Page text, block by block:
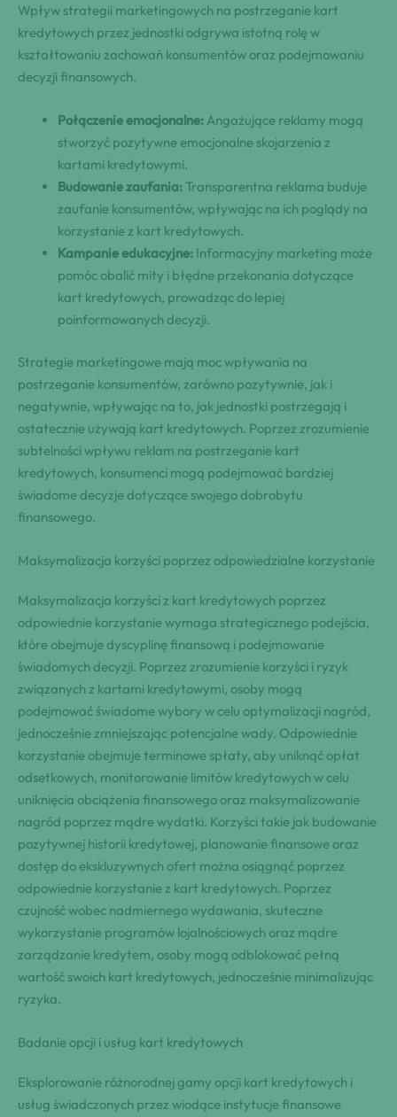
Wpływ strategii marketingowych na postrzeganie kart
kredytowych przez jednostki odgrywa istotną rolę w
kształtowaniu zachowań konsumentów oraz podejmowaniu
decyzji finansowych.
Połączenie emocjonalne: Angażujące reklamy mogą
stworzyć pozytywne emocjonalne skojarzenia z
kartami kredytowymi.
Budowanie zaufania:Transparentna reklama buduje
zaufanie konsumentów, wpływając na ich poglądy na
korzystanie z kart kredytowych.
Kampanie edukacyjne: Informacyjny marketing może
pomóc obalić mity i błędne przekonania dotyczące
kart kredytowych, prowadząc do lepiej
poinformowanych decyzji.
Strategie marketingowe mają moc wpływania na
postrzeganie konsumentów, zarówno pozytywnie, jak i
negatywnie, wpływając na to, jak jednostki postrzegają i
ostatecznie używają kart kredytowych. Poprzez zrozumienie
subtelności wpływu reklam na postrzeganie kart
kredytowych, konsumenci mogą podejmować bardziej
świadome decyzje dotyczące swojego dobrobytu
finansowego.
Maksymalizacja korzyści poprzez odpowiedzialne korzystanie
Maksymalizacja korzyści z kart kredytowych poprzez
odpowiednie korzystanie wymaga strategicznego podejścia,
które obejmuje dyscyplinę finansową i podejmowanie
świadomych decyzji. Poprzez zrozumienie korzyści i ryzyk
związanych z kartami kredytowymi, osoby mogą
podejmować świadome wybory w celu optymalizacji nagród,
jednocześnie zmniejszając potencjalne wady. Odpowiednie
korzystanie obejmuje terminowe spłaty, aby uniknąć opłat
odsetkowych, monitorowanie limitów kredytowych w celu
uniknięcia obciążenia finansowego oraz maksymalizowanie
nagród poprzez mądre wydatki. Korzyści takie jak budowanie
pozytywnej historii kredytowej, planowanie finansowe oraz
dostęp do ekskluzywnych ofert można osiągnąć poprzez
odpowiednie korzystanie z kart kredytowych. Poprzez
czujność wobec nadmiernego wydawania, skuteczne
wykorzystanie programów lojalnościowych oraz mądre
zarządzanie kredytem, osoby mogą odblokować pełną
wartość swoich kart kredytowych, jednocześnie minimalizując
ryzyka.
Badanie opcji i usług kart kredytowych
Eksplorowanie różnorodnej gamy opcji kart kredytowych i
usług świadczonych przez wiodące instytucje finansowe